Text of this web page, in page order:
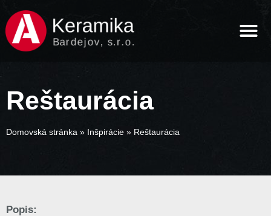
Reštaurácia
Domovská stránka » Inšpirácie » Reštaurácia
Popis: